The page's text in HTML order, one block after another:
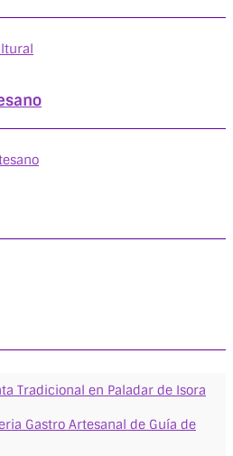
Tradicional en Paladar de Isora
Gastro Artesanal de Guía de